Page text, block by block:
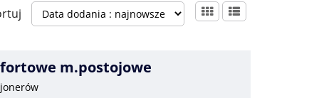
m.postojowe